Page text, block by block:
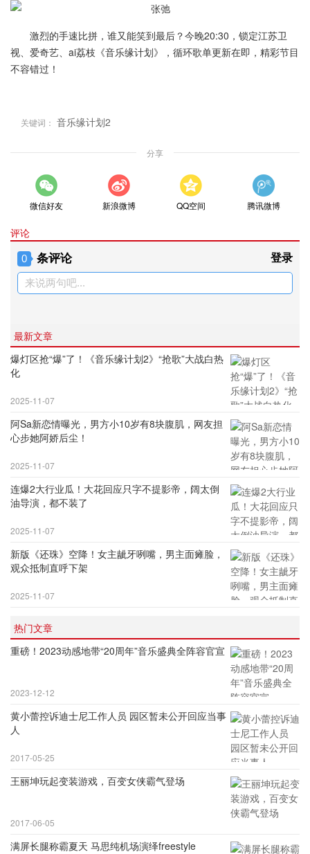
激烈的手速比拼，谁又能笑到最后？今晚20:30，锁定江苏卫
视、爱奇艺、ai荔枝《音乐缘计划》，循环歌单更新在即，精彩节目
不容错过！
关键词： 音乐缘计划2
分享
微信好友 新浪微博 QQ空间 腾讯微博
评论
0 条评论 登录
来说两句吧...
最新文章
爆灯区抢“爆”了！《音乐缘计划2》“抢歌”大战白热
化
2025-11-07
阿Sa新恋情曝光，男方小10岁有8块腹肌，网友担
心步她阿娇后尘！
2025-11-07
连爆2大行业瓜！大花回应只字不提影帝，阔太倒
油导演，都不装了
2025-11-07
新版《还珠》空降！女主龇牙咧嘴，男主面瘫脸，
观众抵制直呼下架
2025-11-07
热门文章
重磅！2023动感地带“20周年”音乐盛典全阵容官宣
2023-12-12
黄小蕾控诉迪士尼工作人员 园区暂未公开回应当事
人
2017-05-25
王丽坤玩起变装游戏，百变女侠霸气登场
2017-06-05
满屏长腿称霸夏天 马思纯机场演绎freestyle